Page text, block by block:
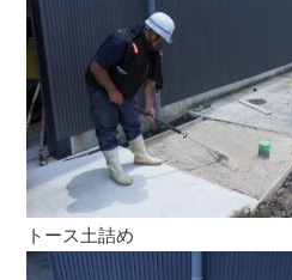
トース土詰め